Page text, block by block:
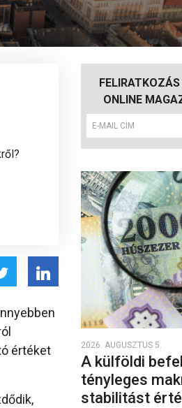
értéket
ONLINE
2026. AUGUSZTUS 5.
A külföldi
tényleges
stabilitást